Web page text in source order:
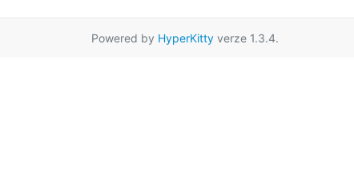
Powered by HyperKitty verze 1.3.4.